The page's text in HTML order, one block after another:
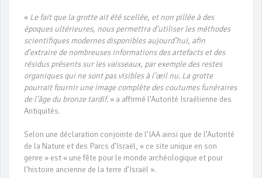
« Le fait que la grotte ait été scellée, et non pillée à des
époques ultérieures, nous permettra d’utiliser les méthodes
scientifiques modernes disponibles aujourd’hui, afin
d’extraire de nombreuses informations des artefacts et des
résidus présents sur les vaisseaux, par exemple des restes
organiques qui ne sont pas visibles à l’œil nu. La grotte
pourrait fournir une image complète des coutumes funéraires
de l’âge du bronze tardif. » a affirmé l’Autorité Israélienne des
Antiquités.
Selon une déclaration conjointe de l’IAA ainsi que de l’Autorité
de la Nature et des Parcs d’Israël, « ce site unique en son
genre » est « une fête pour le monde archéologique et pour
l’histoire ancienne de la terre d’Israël ».